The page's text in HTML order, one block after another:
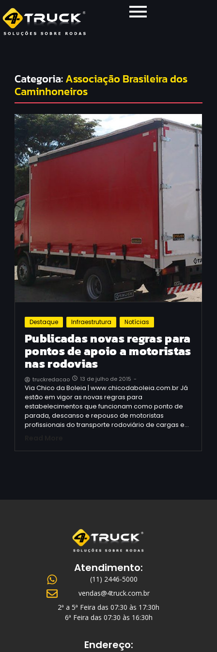
Categoria:Associação Brasileira dos
Caminhoneiros
Destaque Infraestrutura Notícias
Publicadas novas regras para
pontos de apoio a motoristas
nas rodovias
truckredacao 13 de julho de 2015 -
Via Chico da Boleia | www.chicodaboleia.com.br Já
estão em vigor as novas regras para
estabelecimentos que funcionam como ponto de
parada, descanso e repouso de motoristas
profissionais do transporte rodoviário de cargas e…
Atendimento:
(11) 2446-5000
vendas@4truck.com.br
2ª a 5ª Feira das 07:30 às 17:30h
6ª Feira das 07:30 às 16:30h
Endereço: